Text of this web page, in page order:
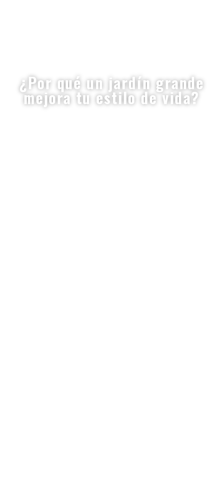
¿Por qué un jardín grande
mejora tu estilo de vida?